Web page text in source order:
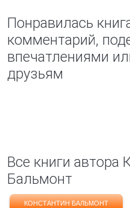
Понравилась
комментарий,
впечатлениями
друзьям
Все книги автора
Бальмонт
КОНСТАНТИН БАЛЬМОНТ